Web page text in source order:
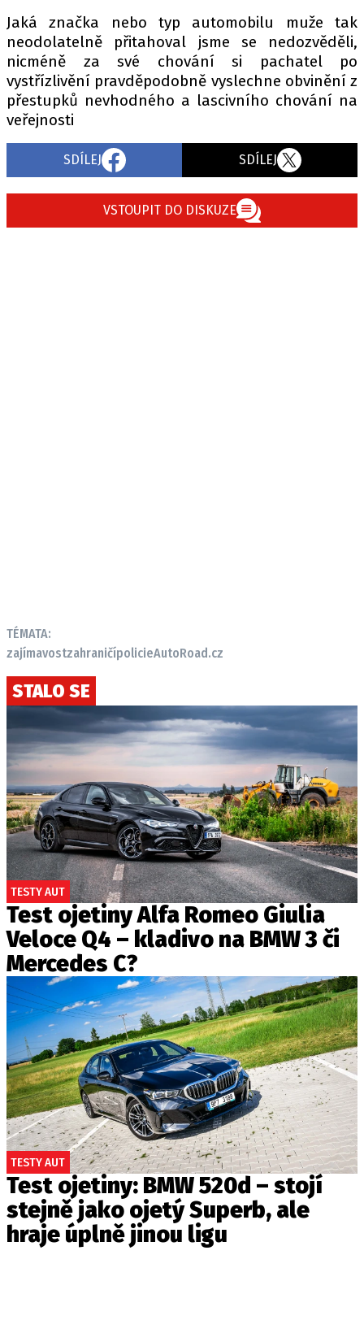
Jaká značka nebo typ automobilu muže tak
neodolatelně přitahoval jsme se nedozvěděli,
nicméně za své chování si pachatel po
vystřízlivění pravděpodobně vyslechne obvinění z
přestupků nevhodného a lascivního chování na
veřejnosti
SDÍLEJ SDÍLEJ
VSTOUPIT DO DISKUZE
TÉMATA:
zajímavostzahraničípolicieAutoRoad.cz
STALO SE
TESTY AUT
Test ojetiny Alfa Romeo Giulia
Veloce Q4 – kladivo na BMW 3 či
Mercedes C?
TESTY AUT
Test ojetiny: BMW 520d – stojí
stejně jako ojetý Superb, ale
hraje úplně jinou ligu